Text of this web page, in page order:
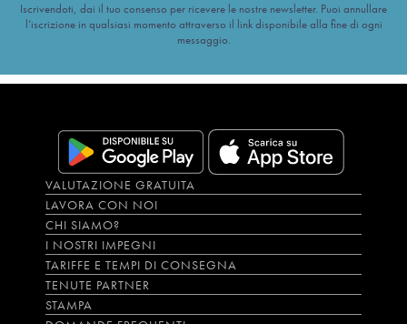
Iscrivendoti, dai il tuo consenso per ricevere le nostre newsletter. Puoi annullare
l’iscrizione in qualsiasi momento attraverso il link disponibile alla fine di ogni
messaggio.
VALUTAZIONE GRATUITA
LAVORA CON NOI
CHI SIAMO?
I NOSTRI IMPEGNI
TARIFFE E TEMPI DI CONSEGNA
TENUTE PARTNER
STAMPA